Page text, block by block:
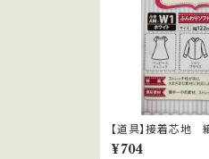
【道具】接着芯
1
¥704